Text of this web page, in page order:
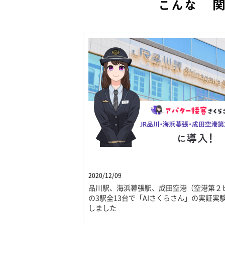
こんな
2020/12/09
品川駅、海浜幕張駅、成田空港（空港第２
の3駅全13台で「AIさくらさん」の実証実
しました